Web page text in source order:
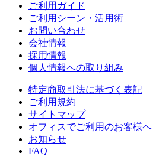
ご利用ガイド
ご利用シーン・活用術
お問い合わせ
会社情報
採用情報
個人情報への取り組み
特定商取引法に基づく表記
ご利用規約
サイトマップ
オフィスでご利用のお客様へ
お知らせ
FAQ